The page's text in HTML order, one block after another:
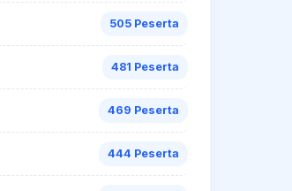
505 Peserta
481 Peserta
469 Peserta
444 Peserta